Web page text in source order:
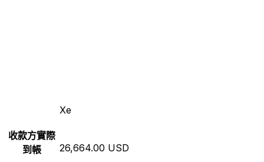
Xe
收款方實際
到帳
26,664.00 USD